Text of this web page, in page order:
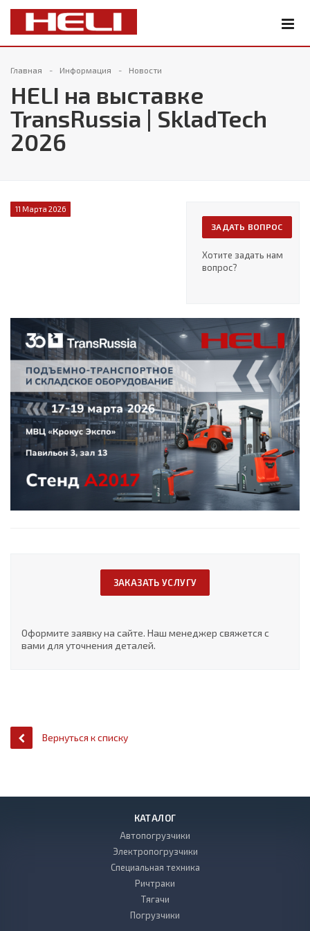
Главная Информация Новости
HELI на выставке
TransRussia | SkladTech
2026
ЗАДАТЬ ВОПРОС
Хотите задать нам
вопрос?
11 Марта 2026
ЗАКАЗАТЬ УСЛУГУ
Оформите заявку на сайте. Наш менеджер свяжется с
вами для уточнения деталей.
Вернуться к списку
КАТАЛОГ
Автопогрузчики
Электропогрузчики
Специальная техника
Ричтраки
Тягачи
Погрузчики